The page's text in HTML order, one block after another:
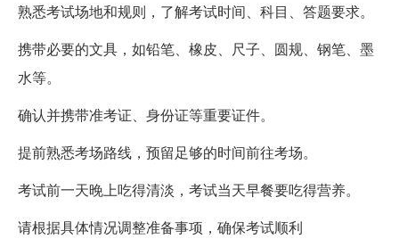
熟悉考试场地和规则，了解考试时间、科目、答题要求。
携带必要的文具，如铅笔、橡皮、尺子、圆规、钢笔、墨
水等。
确认并携带准考证、身份证等重要证件。
提前熟悉考场路线，预留足够的时间前往考场。
考试前一天晚上吃得清淡，考试当天早餐要吃得营养。
请根据具体情况调整准备事项，确保考试顺利